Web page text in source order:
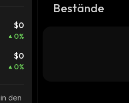
$0
0%
$0
0%
in den
Bestände